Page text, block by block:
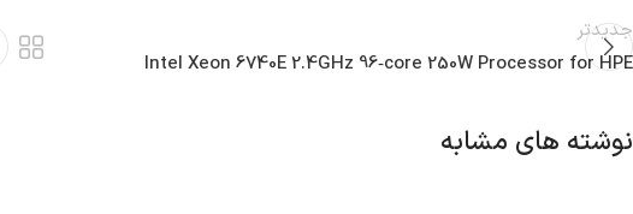
جدیدتر
Intel Xeon 6740E 2.4GHz 96‑core 250W Processor for HPE
نوشته های مشابه